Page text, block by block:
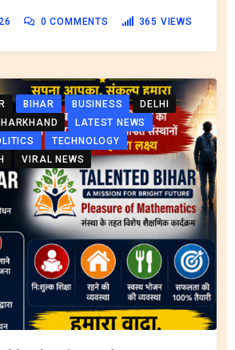
0 COMMENTS 365 VIEWS
BIHAR BUSINESS
DELHI
LATEST NEWS
TECHNOLOGY
VIRAL NEWS